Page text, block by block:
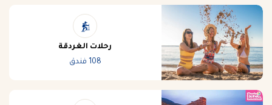
رحلات الغردقة
108 فندق